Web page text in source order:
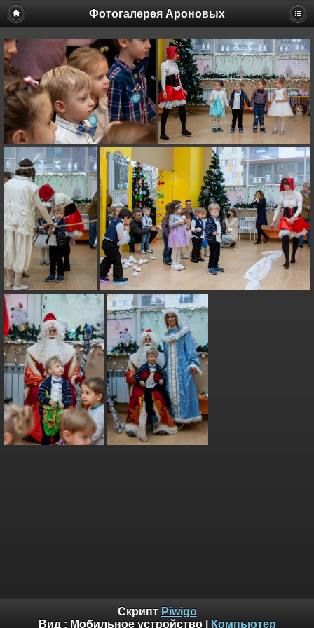
Фотогалерея Ароновых
Скрипт Piwigo
Вид : Мобильное устройство| Компьютер